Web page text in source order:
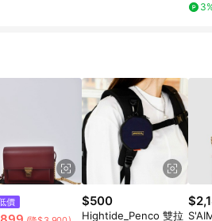
公仔
價 $500
Hightide_Penco 雙拉